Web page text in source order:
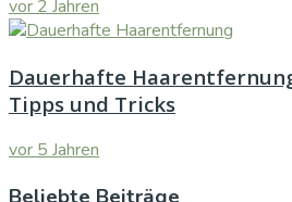
vor 2 Jahren
Dauerhafte
Tipps und Tricks
vor 5 Jahren
Beliebte Beiträge